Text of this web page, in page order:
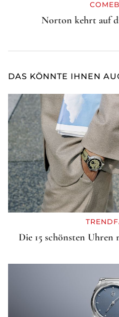
Norton kehrt auf
DAS KÖNNTE IHNEN
Die 15 schönsten